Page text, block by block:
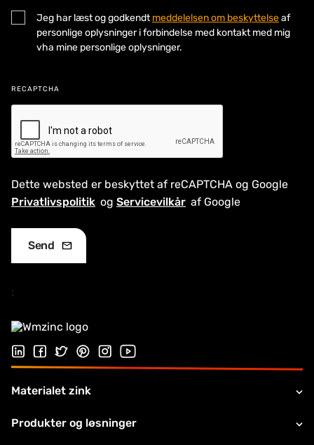
Jeg har læst og godkendtmeddelelsen om beskyttelseaf
personlige oplysninger i forbindelse med kontakt med mig
vha mine personlige oplysninger.
RECAPTCHA
Dette websted er beskyttet af reCAPTCHA og Google
Privatlivspolitik og Servicevilkår af Google
;
Følg os på Linkedin
Følg os på Facebook
Follow us on Twitter
Follow us on Pinterest
Følg os på Instragram
Visit our Youtube channel
Materialet zink
Produkter og løsninger